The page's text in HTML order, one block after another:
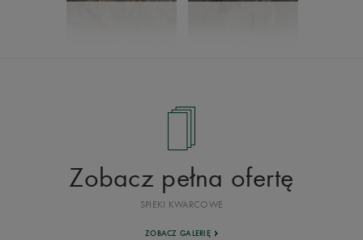
Zobacz pełna ofertę
SPIEKI KWARCOWE
ZOBACZ GALERIĘ